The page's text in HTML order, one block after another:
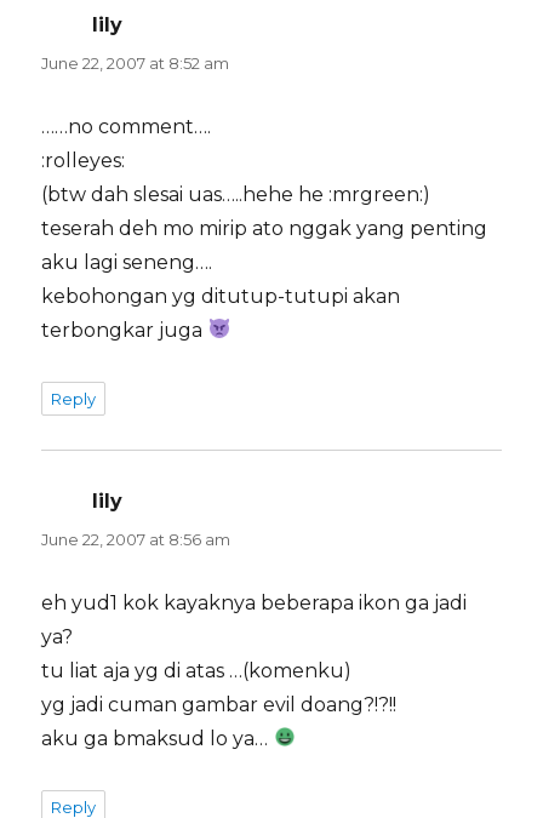
lily
June 22, 2007 at 8:52 am
……no comment….
:rolleyes:
(btw dah slesai uas…..hehe he :mrgreen:)
teserah deh mo mirip ato nggak yang penting
aku lagi seneng….
kebohongan yg ditutup-tutupi akan
terbongkar juga
Reply
lily
June 22, 2007 at 8:56 am
eh yud1 kok kayaknya beberapa ikon ga jadi
ya?
tu liat aja yg di atas …(komenku)
yg jadi cuman gambar evil doang?!?!!
aku ga bmaksud lo ya…
Reply